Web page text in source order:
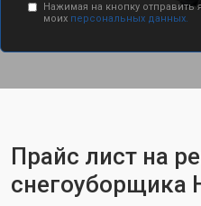
Нажимая на кнопку отправить
моих персональных данных.
Прайс лист на
снегоуборщика